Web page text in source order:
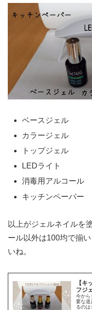
ベースジェル
カラージェル
トップジェル
LEDライト
消毒用アルコール
キッチンペーパー
以上がジェルネイルを
ール以外は100均で揃
いね。
【
フジ
今から
要な道
るのは